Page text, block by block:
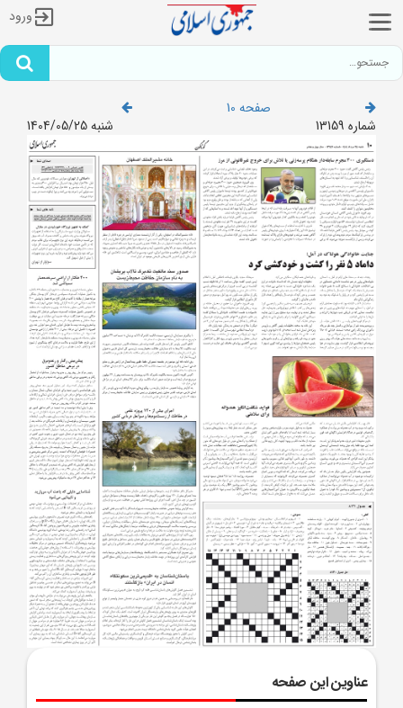
ورود
صفحه 10
شماره 13159
شنبه 1404/05/25
عناوین این صفحه